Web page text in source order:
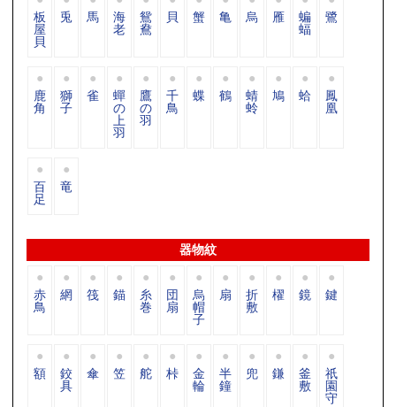
板
屋
貝
兎 馬 海
老
鴛
鴦
貝 蟹 亀 烏 雁 蝙
蝠
鷺
鹿
角
獅
子
雀 蟬
の
上
羽
鷹
の
羽
千
鳥
蝶 鶴 蜻
蛉
鳩 蛤 鳳
凰
百
足
竜
器物紋
赤
鳥
網 筏 錨 糸
巻
団
扇
烏
帽
子
扇 折
敷
櫂 鏡 鍵
額 鉸
具
傘 笠 舵 桛 金
輪
半
鐘
兜 鎌 釜
敷
祇
園
守